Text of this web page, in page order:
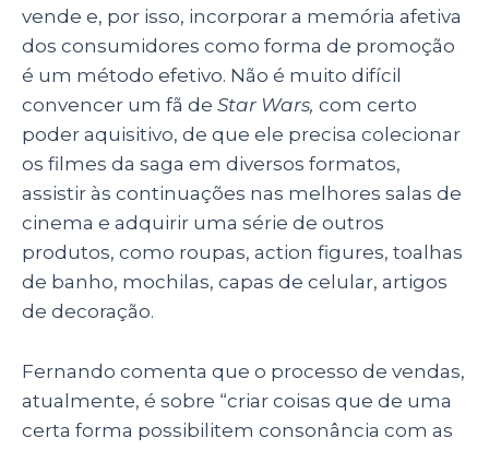
vende e, por isso, incorporar a memória afetiva
dos consumidores como forma de promoção
é um método efetivo. Não é muito difícil
convencer um fã de Star Wars, com certo
poder aquisitivo, de que ele precisa colecionar
os filmes da saga em diversos formatos,
assistir às continuações nas melhores salas de
cinema e adquirir uma série de outros
produtos, como roupas, action figures, toalhas
de banho, mochilas, capas de celular, artigos
de decoração.
Fernando comenta que o processo de vendas,
atualmente, é sobre “criar coisas que de uma
certa forma possibilitem consonância com as